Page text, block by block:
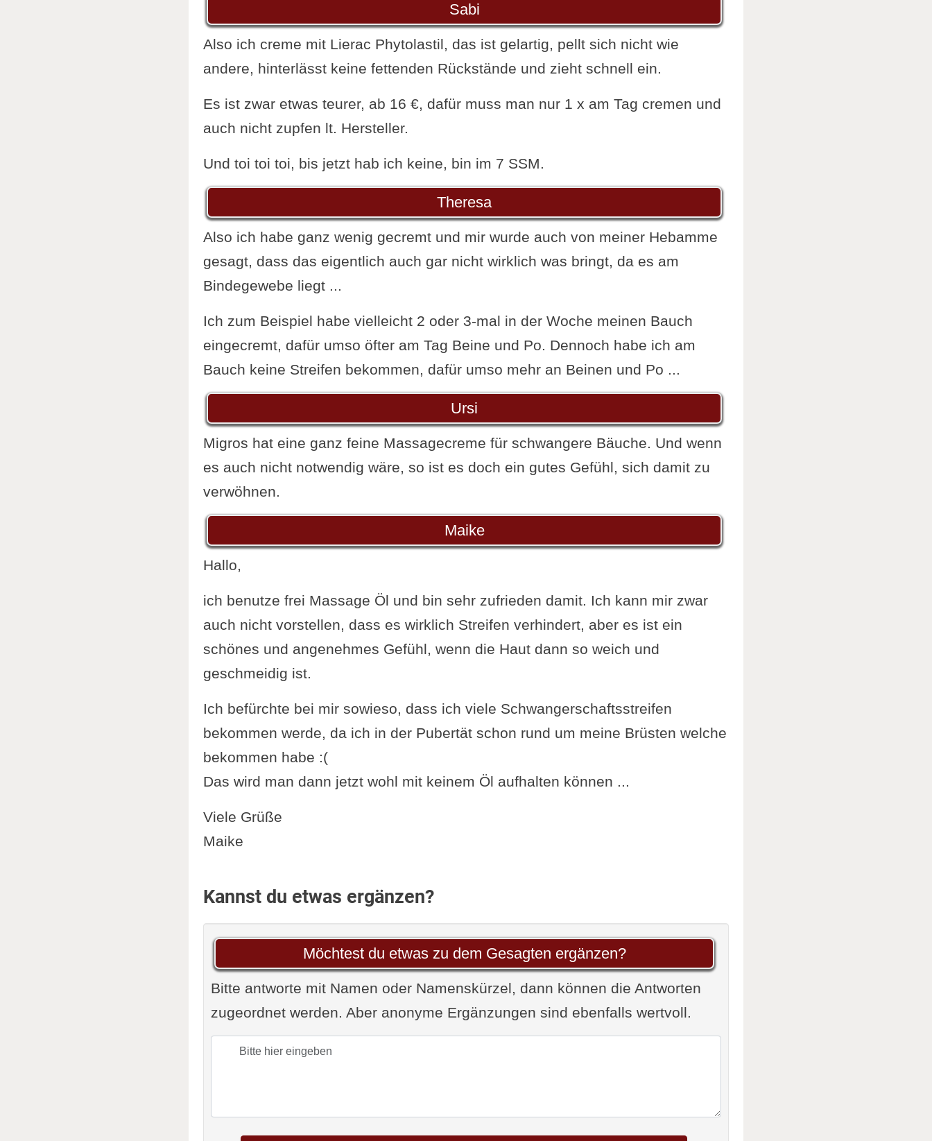
Sabi
Also ich creme mit Lierac Phytolastil, das ist gelartig, pellt sich nicht wie
andere, hinterlässt keine fettenden Rückstände und zieht schnell ein.
Es ist zwar etwas teurer, ab 16 €, dafür muss man nur 1 x am Tag cremen und
auch nicht zupfen lt. Hersteller.
Und toi toi toi, bis jetzt hab ich keine, bin im 7 SSM.
Theresa
Also ich habe ganz wenig gecremt und mir wurde auch von meiner Hebamme
gesagt, dass das eigentlich auch gar nicht wirklich was bringt, da es am
Bindegewebe liegt ...
Ich zum Beispiel habe vielleicht 2 oder 3-mal in der Woche meinen Bauch
eingecremt, dafür umso öfter am Tag Beine und Po. Dennoch habe ich am
Bauch keine Streifen bekommen, dafür umso mehr an Beinen und Po ...
Ursi
Migros hat eine ganz feine Massagecreme für schwangere Bäuche. Und wenn
es auch nicht notwendig wäre, so ist es doch ein gutes Gefühl, sich damit zu
verwöhnen.
Maike
Hallo,
ich benutze frei Massage Öl und bin sehr zufrieden damit. Ich kann mir zwar
auch nicht vorstellen, dass es wirklich Streifen verhindert, aber es ist ein
schönes und angenehmes Gefühl, wenn die Haut dann so weich und
geschmeidig ist.
Ich befürchte bei mir sowieso, dass ich viele Schwangerschaftsstreifen
bekommen werde, da ich in der Pubertät schon rund um meine Brüsten welche
bekommen habe :(
Das wird man dann jetzt wohl mit keinem Öl aufhalten können ...
Viele Grüße
Maike
Kannst du etwas ergänzen?
Möchtest du etwas zu dem Gesagten ergänzen?
Bitte antworte mit Namen oder Namenskürzel, dann können die Antworten
zugeordnet werden. Aber anonyme Ergänzungen sind ebenfalls wertvoll.